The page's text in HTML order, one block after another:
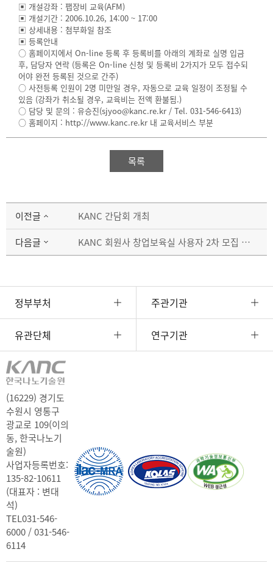
▣ 개설강좌 : 팹장비 교육(AFM)
▣ 개설기간 : 2006.10.26, 14:00 ~ 17:00
▣ 상세내용 : 첨부화일 참조
▣ 등록안내
○ 홈페이지에서 On-line 등록 후 등록비를 아래의 계좌로 실명 입금
후, 담당자 연락 (등록은 On-line 신청 및 등록비 2가지가 모두 접수되
어야 완전 등록된 것으로 간주)
○ 사전등록 인원이 2명 미만일 경우, 자동으로 교육 일정이 조정될 수
있음 (강좌가 취소될 경우, 교육비는 전액 환불됨.)
○ 담당 및 문의 : 유승진(sjyoo@kanc.re.kr / Tel. 031-546-6413)
○ 홈페이지 : http://www.kanc.re.kr 내 교육서비스 부분
목록
이전글
KANC 간담회 개최
다음글
KANC 회원사 창업보육실 사용자 2차 모집 공고
정부부처 주관기관
유관단체 연구기관
(16229) 경기도
수원시 영통구
광교로 109(이의
동, 한국나노기
술원)
사업자등록번호:
135-82-10611
(대표자 : 변대
석)
TEL031-546-
6000 / 031-546-
6114